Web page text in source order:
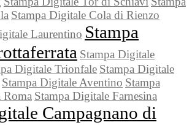
Stampa Digitale Cola di Rienzo
Laurentino Stampa
Stampa Digitale
Digitale Trionfale Stampa Digitale
Stampa Digitale Aventino Stampa
Roma Stampa Digitale Farnesina
Campagnano di